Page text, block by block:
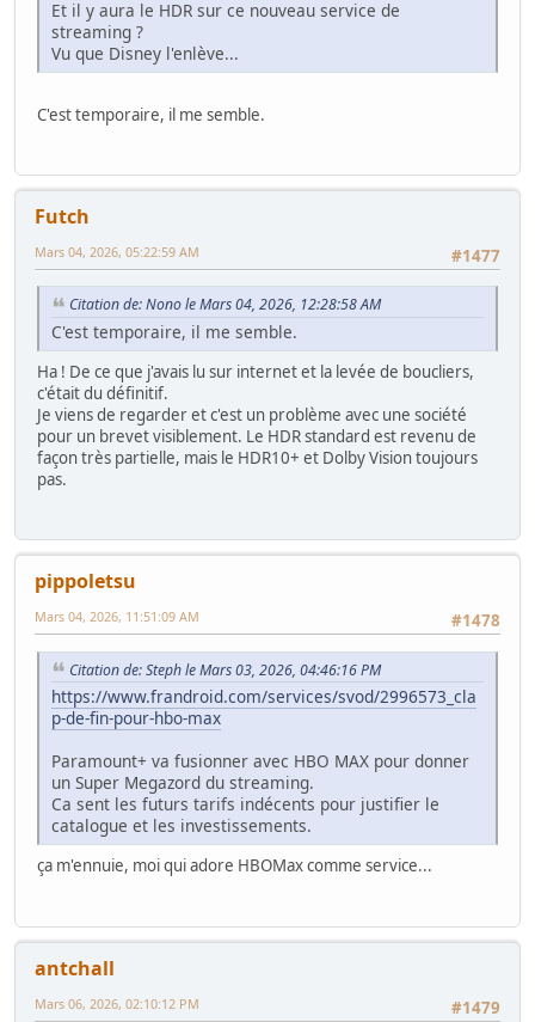
Et il y aura le HDR sur ce nouveau service de
streaming ?
Vu que Disney l'enlève...
C'est temporaire, il me semble.
Futch
#1477
Mars 04, 2026, 05:22:59 AM
Citation de: Nono le Mars 04, 2026, 12:28:58 AM
C'est temporaire, il me semble.
Ha ! De ce que j'avais lu sur internet et la levée de boucliers,
c'était du définitif.
Je viens de regarder et c'est un problème avec une société
pour un brevet visiblement. Le HDR standard est revenu de
façon très partielle, mais le HDR10+ et Dolby Vision toujours
pas.
pippoletsu
#1478
Mars 04, 2026, 11:51:09 AM
Citation de: Steph le Mars 03, 2026, 04:46:16 PM
https://www.frandroid.com/services/svod/2996573_cla
p-de-fin-pour-hbo-max
Paramount+ va fusionner avec HBO MAX pour donner
un Super Megazord du streaming.
Ca sent les futurs tarifs indécents pour justifier le
catalogue et les investissements.
ça m'ennuie, moi qui adore HBOMax comme service...
antchall
#1479
Mars 06, 2026, 02:10:12 PM